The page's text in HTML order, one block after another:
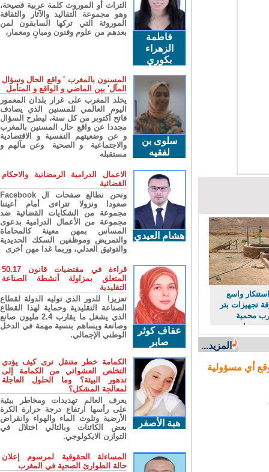
واسع
تجهيزات بئر
محمية
مورد حيوي
المزيد...
أي مسؤولية
فاطمة
الزهراء
بكوري
التراث أو الموروث كلمة عربية فصيحة،
وهو مجموعة التقاليد والآثار والثقافة
الموروثة التي تركها السابقون لمن
بعدهم من علوم وفنون ومبانٍ ومعمار،
سلوى بن
لفقيه
المسنون بالمغرب ' واقع الحال وسؤال
المآل' بين الماضي و الواقع و المتأمل
يخلد المغرب على غرار بلدان المعمور
اليوم العالمي للمسنين الذي يصادف
فاتح أكتوبر من كل سنة، ليطرح السؤال
مجددا عن واقع حال المسنين بالمغرب
و عن وضعيتهم النفسية و الاقتصادية
والاجتماعية و الصحية وعن مآلهم و
مستقبله
هشام العيدي
الاعمال الدرامية الرمضانية والاحكام
القضائية
ونحن نطالع صفحات ال Facebook
صعودا ونزولا تتراءى أمام أعيننا
مجموعة من الشكايات القضائية ضد
مجموعة من الأعمال الدرامية بدعوى
المساس بمهن معينة كالمحاماة
والتمريض وموظفين السكك الحديدية
والتوثيق العدلي، وربما غدا مهن أخرى
عفاف كوثر
صابر
قراءة في مقتضيات قانون 50.17
المتعلق بمزاولة أنشطة الصناعة
التقليدية
تعزيزا للدور الذي توليه الدولة لقطاع
الصناعة التقليدية وحماية لهذا القطاع
الذي يشغل ما يقارب 2.4 مليون صانع
وصانعة ويساهم بنسبة مهمة في الدخل
الوطني الإجمالي.
هبة الأصفر
الكمامة خطر متنقل ترى كيف يؤدي
التخلص العشوائي من الكمامة إلى
تدهور البيئة؟ وما الحلول العاجلة
لمعالجة المشكل؟
يعرف العالم تهديدات ومخاطر بيئية
على رأسها ارتفاع درجة حرارة الكرة
الأرضية وتلوث الماء والهواء وانقراض
بعض الكائنات وبالتالي اختلال في
التوازن الايكولوجي.
المساءلة الحقوقية لمرسوم إعلان
حالة الطوارئ الصحية في المغرب